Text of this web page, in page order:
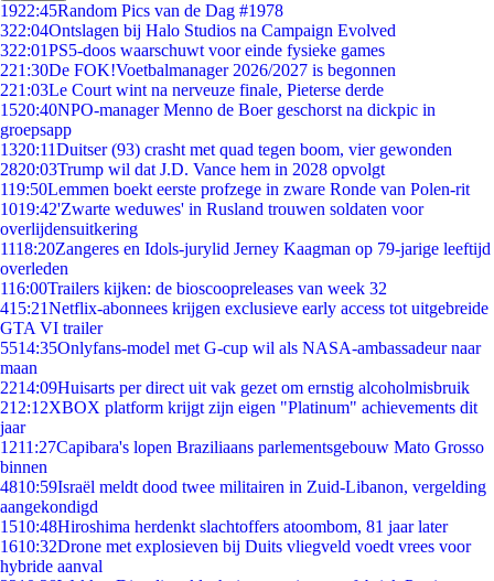
1922:45Random Pics van de Dag #1978
322:04Ontslagen bij Halo Studios na Campaign Evolved
322:01PS5-doos waarschuwt voor einde fysieke games
221:30De FOK!Voetbalmanager 2026/2027 is begonnen
221:03Le Court wint na nerveuze finale, Pieterse derde
1520:40NPO-manager Menno de Boer geschorst na dickpic in
groepsapp
1320:11Duitser (93) crasht met quad tegen boom, vier gewonden
2820:03Trump wil dat J.D. Vance hem in 2028 opvolgt
119:50Lemmen boekt eerste profzege in zware Ronde van Polen-rit
1019:42'Zwarte weduwes' in Rusland trouwen soldaten voor
overlijdensuitkering
1118:20Zangeres en Idols-jurylid Jerney Kaagman op 79-jarige leeftijd
overleden
116:00Trailers kijken: de bioscoopreleases van week 32
415:21Netflix-abonnees krijgen exclusieve early access tot uitgebreide
GTA VI trailer
5514:35Onlyfans-model met G-cup wil als NASA-ambassadeur naar
maan
2214:09Huisarts per direct uit vak gezet om ernstig alcoholmisbruik
212:12XBOX platform krijgt zijn eigen "Platinum" achievements dit
jaar
1211:27Capibara's lopen Braziliaans parlementsgebouw Mato Grosso
binnen
4810:59Israël meldt dood twee militairen in Zuid-Libanon, vergelding
aangekondigd
1510:48Hiroshima herdenkt slachtoffers atoombom, 81 jaar later
1610:32Drone met explosieven bij Duits vliegveld voedt vrees voor
hybride aanval